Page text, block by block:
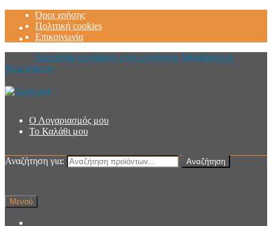
Όροι χρήσης
Πολιτική cookies
Επικοινωνία
Απευθείας μετάβαση στην πλοήγηση Μετάβαση σε
περιεχόμενο
Ο Λογαριασμός μου
Το Καλάθι μου
Αναζήτηση για: Αναζήτηση
Μενού